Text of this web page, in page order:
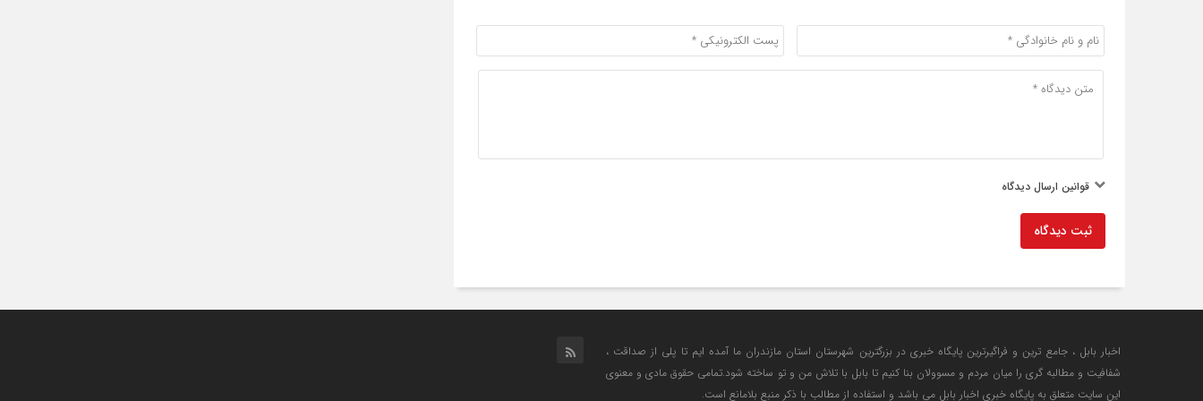
قوانین ارسال دیدگاه
ثبت دیدگاه
اخبار بابل ، جامع ترین و فراگیرترین پایگاه خبری در بزرگترین شهرستان استان مازندران ما آمده ایم تا پلی از صداقت ،
شفافیت و مطالبه گری را میان مردم و مسوولان بنا کنیم تا بابل با تلاش من و تو ساخته شود.تمامی حقوق مادی و معنوی
این سایت متعلق به پایگاه خبری اخبار بابل می باشد و استفاده از مطالب با ذکر منبع بلامانع است.